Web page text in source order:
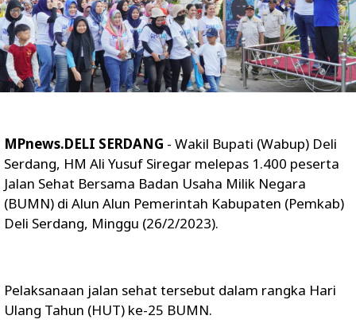
MPnews.DELI SERDANG - Wakil Bupati (Wabup) Deli
Serdang, HM Ali Yusuf Siregar melepas 1.400 peserta
Jalan Sehat Bersama Badan Usaha Milik Negara
(BUMN) di Alun Alun Pemerintah Kabupaten (Pemkab)
Deli Serdang, Minggu (26/2/2023).
Pelaksanaan jalan sehat tersebut dalam rangka Hari
Ulang Tahun (HUT) ke-25 BUMN.